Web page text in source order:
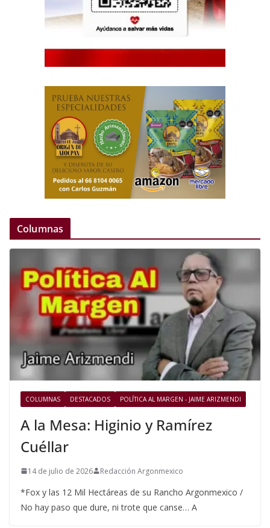
Columnas
COLUMNAS DESTACADOS POLÍTICA AL MARGEN - JAIME ARIZMENDI
A la Mesa: Higinio y Ramírez
Cuéllar
14 de julio de 2026 Redacción Argonmexico
*Fox y las 12 Mil Hectáreas de su Rancho Argonmexico /
No hay paso que dure, ni trote que canse… A